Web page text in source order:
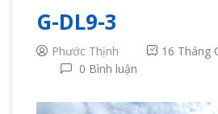
G-DL9-3
Phước Thịnh
16 Tháng
0 Bình luận